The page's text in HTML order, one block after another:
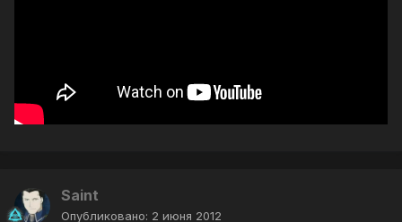
Saint
Опубликовано: 2 июня 2012